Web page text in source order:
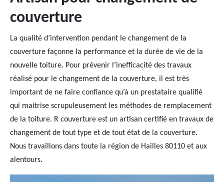
couverture
La qualité d’intervention pendant le changement de la
couverture façonne la performance et la durée de vie de la
nouvelle toiture. Pour prévenir l’inefficacité des travaux
réalisé pour le changement de la couverture, il est très
important de ne faire confiance qu’à un prestataire qualifié
qui maitrise scrupuleusement les méthodes de remplacement
de la toiture. R couverture est un artisan certifié en travaux de
changement de tout type et de tout état de la couverture.
Nous travaillons dans toute la région de Hailles 80110 et aux
alentours.